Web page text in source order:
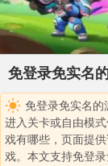
免登录免实名
免登录免实名的
进入关卡或自由模
戏有哪些，页面提
戏。本文支持免登